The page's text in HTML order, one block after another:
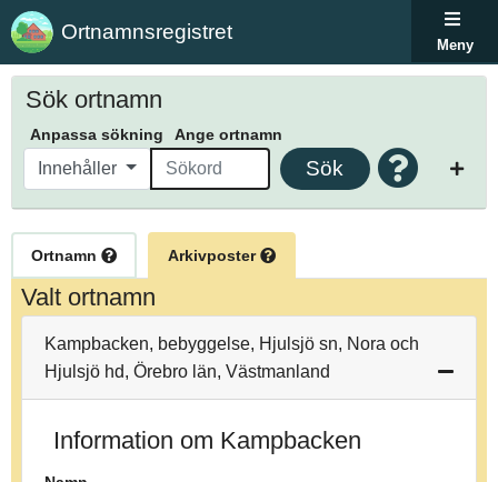
Ortnamnsregistret
Meny
Sök ortnamn
Anpassa sökning Ange ortnamn
Innehåller Sök
Ortnamn Arkivposter
Valt ortnamn
Kampbacken, bebyggelse, Hjulsjö sn, Nora och
Hjulsjö hd, Örebro län, Västmanland
Information om Kampbacken